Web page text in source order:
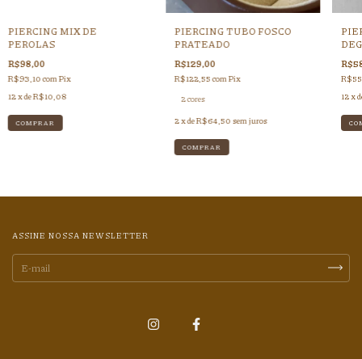
PIERCING MIX DE
PEROLAS
R$98,00
R$93,10com Pix
12x deR$10,08
PIERCING TUBO FOSCO
PRATEADO
R$129,00
R$122,55comPix
2 cores
2x deR$64,50 sem juros
COMPRAR
12 x
ASSINE NOSSA NEWSLETTER